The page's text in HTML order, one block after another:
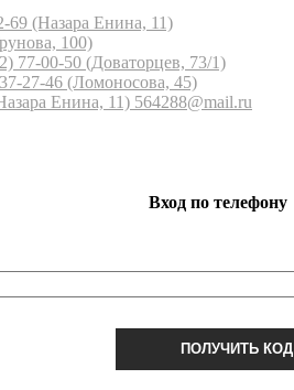
69 (Назара Енина, 11)
100)
77-00-50 (Доваторцев, 73/1)
27-46 (Ломоносова, 45)
Енина, 11) 564288@mail.ru
Вход по телефону
ПОЛУЧИТЬ КОД